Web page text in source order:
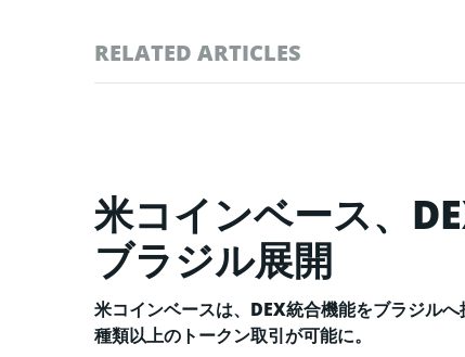
RELATED ARTICLES
米コインベース、
ブラジル展開
米コインベースは、DEX統合機能をブラジル
種類以上のトークン取引が可能に。